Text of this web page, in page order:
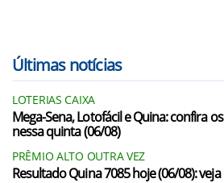
Últimas notícias
LOTERIAS CAIXA
Mega-Sena, Lotofácil e Quina: confira
nessa quinta (06/08)
PRÊMIO ALTO OUTRA VEZ
Resultado Quina 7085 hoje (06/08):